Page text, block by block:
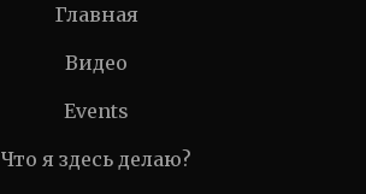
Главная
Видео
Events
Что я здесь делаю?